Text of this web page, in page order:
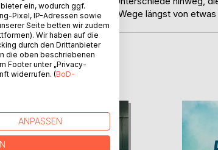
das leise Gefühl, dass ihre Wege längst von
BEIBoD
ein, wodurch ggf.
Pixel, IP-Adressen sowie
Seite betten wir zudem
Wir haben auf die
durch den Drittanbieter
die oben beschriebenen
Footer unter „Privacy-
widerrufen. (BoD-
ANPASSEN